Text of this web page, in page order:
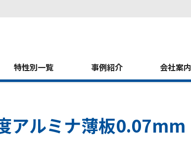
特性別一覧 事例紹介 会社案内
アルミナ薄板0.07mm